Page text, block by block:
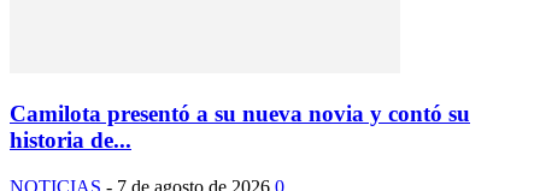
Camilota presentó a su nueva novia y contó su
historia de...
NOTICIAS - 7 de agosto de 2026 0